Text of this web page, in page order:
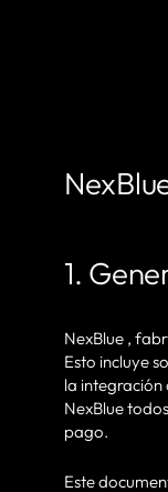
1.
NexBlue ,
Esto incluye
la integración
NexBlue
pago.
Este